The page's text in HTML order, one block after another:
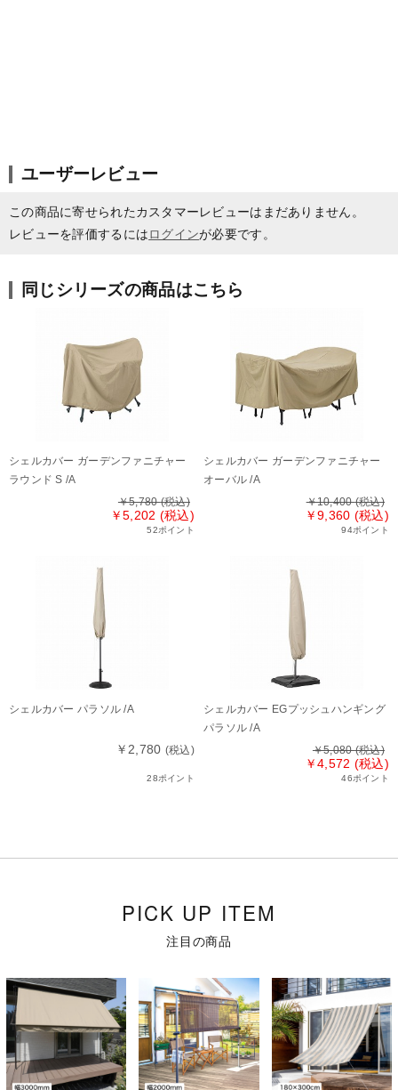
ユーザーレビュー
この商品に寄せられたカスタマーレビューはまだありません。
レビューを評価するにはログインが必要です。
同じシリーズの商品はこちら
シェルカバー ガーデンファニチャー
ラウンド S /A
￥5,780(税込)
￥5,202 (税込)
52ポイント
シェルカバー ガーデンファニチャー
オーバル /A
￥10,400(税込)
￥9,360 (税込)
94ポイント
シェルカバー パラソル /A
￥2,780 (税込)
28ポイント
シェルカバー EGプッシュハンギング
パラソル /A
￥5,080(税込)
￥4,572 (税込)
46ポイント
PICK UP ITEM
注目の商品